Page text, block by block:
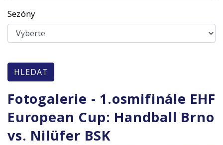
Sezóny
HLEDAT
Fotogalerie - 1.osmifinále EHF
European Cup: Handball Brno
vs. Nilüfer BSK